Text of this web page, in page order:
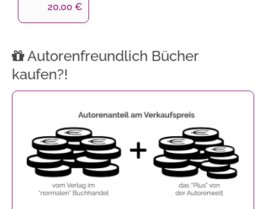
20,00 €
Autorenfreundlich Bücher
kaufen?!